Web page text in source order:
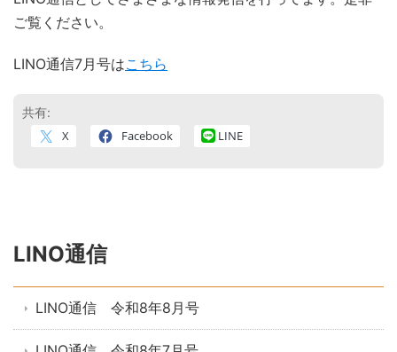
ご覧ください。
LINO通信7月号はこちら
共有:
X Facebook LINE
LINO通信
LINO通信 令和8年8月号